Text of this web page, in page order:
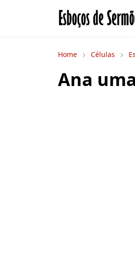
Home Células
Ana